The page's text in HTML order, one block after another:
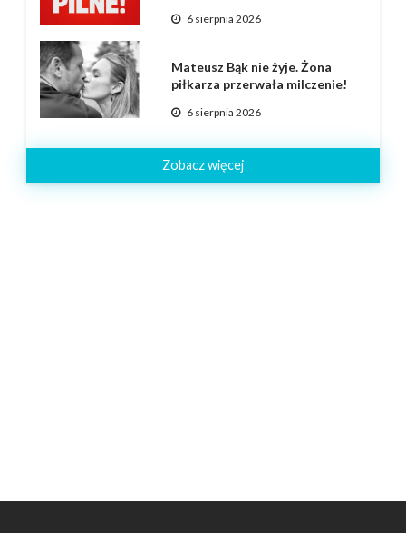
6 sierpnia 2026
Mateusz Bąk nie żyje. Żona
piłkarza przerwała milczenie!
6 sierpnia 2026
Zobacz więcej